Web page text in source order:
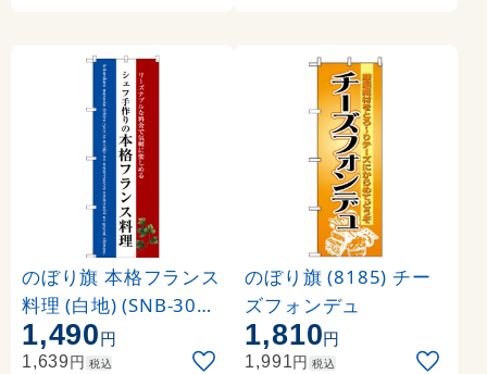
のぼり旗 本格フランス
料理 (白地) (SNB-3091
)
1,490円
1,639円 税込
のぼり旗 (8185) チー
ズフォンデュ
1,810円
1,991円 税込